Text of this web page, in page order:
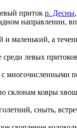
приток р. Десны
направлении,
и маленький, а
левых
многочисленными
склонам ковры
сныть,